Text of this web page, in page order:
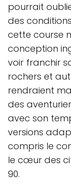
pourrait
des
cette course
conception
voir franchir
rochers et
rendraient
des
avec son
versions
compris le
le cœur des
90.